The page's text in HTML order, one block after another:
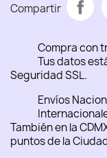
Compartir
Compra con
Tus datos
Seguridad SSL.
Envíos
También en la
puntos de la